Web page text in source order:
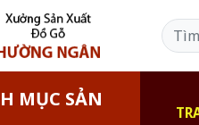
MỤC SẢN